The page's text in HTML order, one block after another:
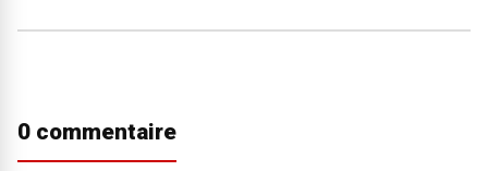
0 commentaire